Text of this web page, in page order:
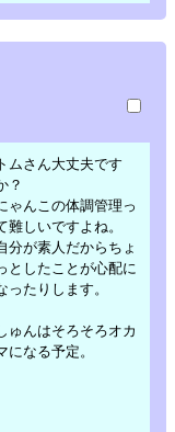
トムさん大丈夫です
？
ゃんこの体調管理っ
難しいですよね。
分が素人だからちょ
としたことが心配に
ったりします。
ゅんはそろそろオカ
になる予定。